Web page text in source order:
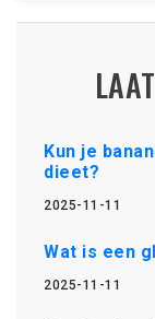
Kun je
dieet?
2025-11-11
Wat is een
2025-11-11